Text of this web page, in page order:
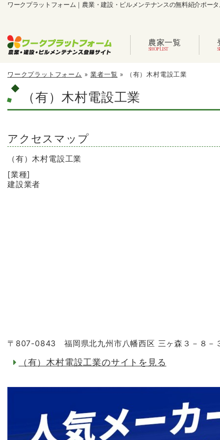
ワークプラットフォーム｜農業・建設・ビルメンテナンスの無料紹介ポー
農家一覧
ワークプラットフォーム »業者一覧 » （有）木村電設工業
（有）木村電設工業
アクセスマップ
（有）木村電設工業
[業種]
建設業者
〒807-0843 福岡県北九州市八幡西区 三ヶ森３－８－
（有）木村電設工業のサイトを見る